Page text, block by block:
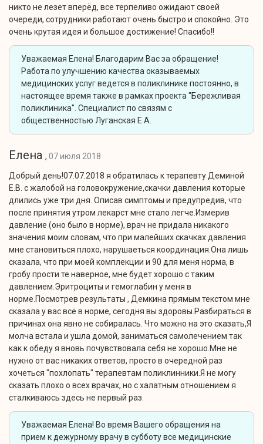
никто не лезет вперёд, все терпеливо ожидают своей
очереди, сотрудники работают очень быстро и спокойно. Это
очень крутая идея и большое достижение! Спасибо!!
Уважаемая Елена! Благодарим Вас за обращение!
Работа по улучшению качества оказываемых
медицинских услуг ведется в поликлинике постоянно, в
настоящее время также в рамках проекта "Бережливая
поликлиника". Специалист по связям с
общественностью Луганская Е.А.
Елена , 07 июля 2018
Добрый день!07.07.2018 я обратилась к терапевту Деминой
Е.В. с жалобой на головокружение,скачки давления которые
длились уже три дня. Описав симптомы и предупредив, что
после принятия утром лекарст мне стало легче.Измерив
давление (оно было в норме), врач не придала никакого
значения моим словам, что при малейших скачках давления
мне становиться плохо, нарушаеться координация.Она лишь
сказала, что при моей комплекции и 90 для меня норма, в
гробу прости те наверное, мне будет хорошо с таким
давлением.Эритроциты и гемоглабин у меня в
норме.Посмотрев результаты , Демкина прямым текстом мне
сказала у вас всё в норме, сегодня вы здоровы.Разбираться в
причинах она явно не собиралась. Что можно на это сказать,Я
молча встала и ушла домой, заниматься самолечением так
как к обеду я вновь почувствовала себя не хорошо.Мне не
нужно от вас никаких ответов, просто в очередной раз
хочеться "похлопать" терапевтам поликлинники.Я не могу
сказать плохо о всех врачах, но с халатным отношением я
сталкиваюсь здесь не первый раз.
Уважаемая Елена! Во время Вашего обращения на
прием к дежурному врачу в субботу все медицинские